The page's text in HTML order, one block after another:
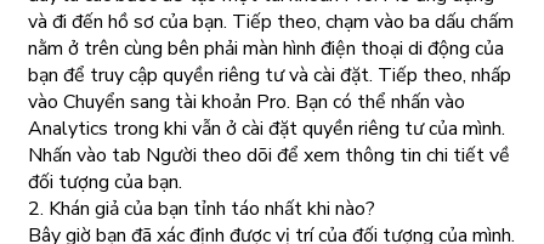
và đi đến hồ sơ của bạn. Tiếp theo, chạm vào ba dấu chấm
nằm ở trên cùng bên phải màn hình điện thoại di động của
bạn để truy cập quyền riêng tư và cài đặt. Tiếp theo, nhấp
vào Chuyển sang tài khoản Pro. Bạn có thể nhấn vào
Analytics trong khi vẫn ở cài đặt quyền riêng tư của mình.
Nhấn vào tab Người theo dõi để xem thông tin chi tiết về
đối tượng của bạn.
2. Khán giả của bạn tỉnh táo nhất khi nào?
Bây giờ bạn đã xác định được vị trí của đối tượng của mình.